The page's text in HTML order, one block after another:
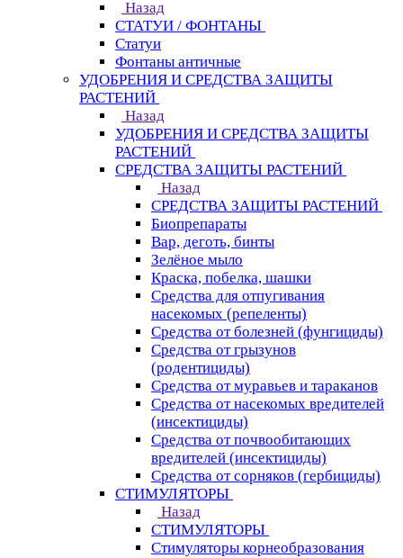
Назад
СТАТУИ / ФОНТАНЫ
Статуи
Фонтаны античные
УДОБРЕНИЯ И СРЕДСТВА ЗАЩИТЫ
РАСТЕНИЙ
Назад
УДОБРЕНИЯ И СРЕДСТВА ЗАЩИТЫ
РАСТЕНИЙ
СРЕДСТВА ЗАЩИТЫ РАСТЕНИЙ
Назад
СРЕДСТВА ЗАЩИТЫ РАСТЕНИЙ
Биопрепараты
Вар, деготь, бинты
Зелёное мыло
Краска, побелка, шашки
Средства для отпугивания
насекомых (репеленты)
Средства от болезней (фунгициды)
Средства от грызунов
(родентициды)
Средства от муравьев и тараканов
Средства от насекомых вредителей
(инсектициды)
Средства от почвообитающих
вредителей (инсектициды)
Средства от сорняков (гербициды)
СТИМУЛЯТОРЫ
Назад
СТИМУЛЯТОРЫ
Стимуляторы корнеобразования